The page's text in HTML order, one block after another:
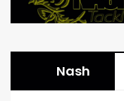
Nash